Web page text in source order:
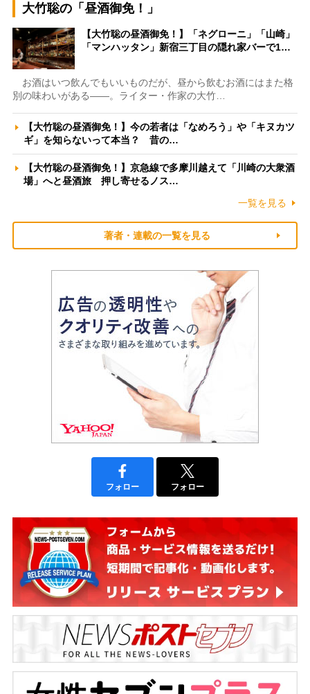
大竹聡の「昼酒御免！」
【大竹聡の昼酒御免！】「ネグローニ」「山崎」
「マンハッタン」新宿三丁目の隠れ家バーで1…
お酒はいつ飲んでもいいものだが、昼から飲むお酒にはまた格
別の味わいがある――。ライター・作家の大竹…
【大竹聡の昼酒御免！】今の若者は「なめろう」や「キヌカツ
ギ」を知らないって本当？ 昔の…
【大竹聡の昼酒御免！】京急線で多摩川越えて「川崎の大衆酒
場」へと昼酒旅 押し寄せるノス…
一覧を見る
著者・連載の一覧を見る
フォロー フォロー